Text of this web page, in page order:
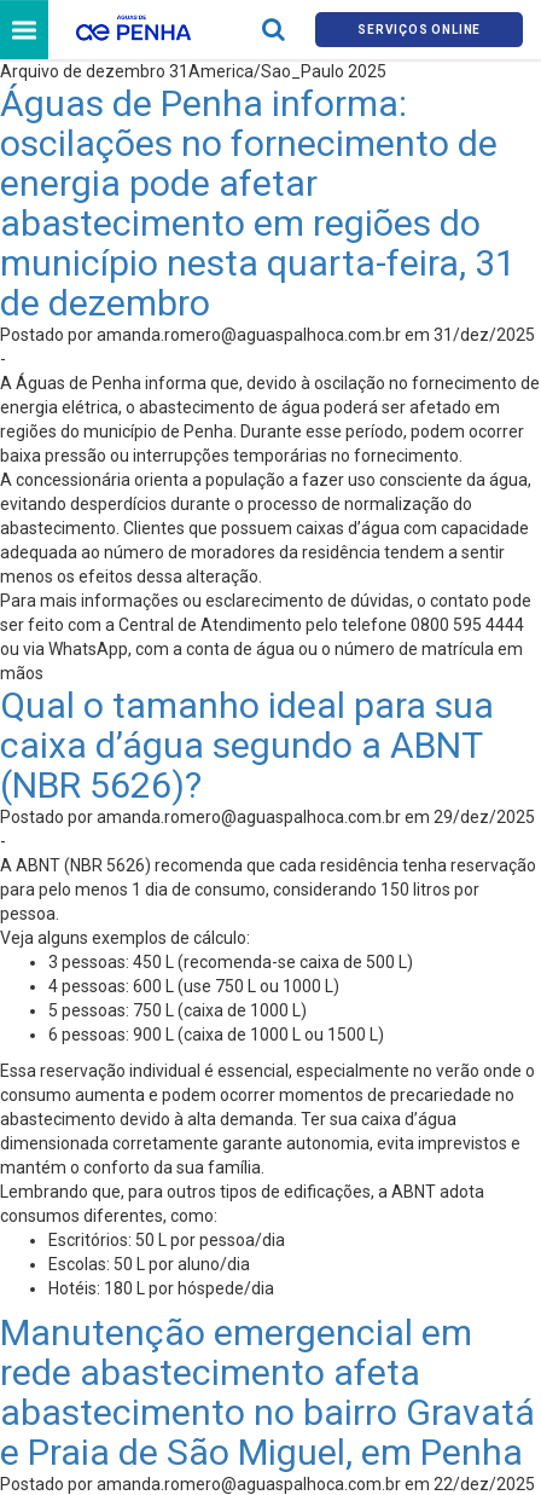
SERVIÇOS ONLINE
Arquivo de dezembro 31America/Sao_Paulo 2025
Águas de Penha informa:
oscilações no fornecimento de
energia pode afetar
abastecimento em regiões do
município nesta quarta-feira, 31
de dezembro
Postado poramanda.romero@aguaspalhoca.com.brem 31/dez/2025
-
A Águas de Penha informa que, devido à oscilação no fornecimento de
energia elétrica, o abastecimento de água poderá ser afetado em
regiões do município de Penha. Durante esse período, podem ocorrer
baixa pressão ou interrupções temporárias no fornecimento.
A concessionária orienta a população a fazer uso consciente da água,
evitando desperdícios durante o processo de normalização do
abastecimento. Clientes que possuem caixas d’água com capacidade
adequada ao número de moradores da residência tendem a sentir
menos os efeitos dessa alteração.
Para mais informações ou esclarecimento de dúvidas, o contato pode
ser feito com a Central de Atendimento pelo telefone 0800 595 4444
ou via WhatsApp, com a conta de água ou o número de matrícula em
mãos
Qual o tamanho ideal para sua
caixa d’água segundo a ABNT
(NBR 5626)?
Postado poramanda.romero@aguaspalhoca.com.brem 29/dez/2025
-
A ABNT (NBR 5626) recomenda que cada residência tenha reservação
para pelo menos 1 dia de consumo, considerando 150 litros por
pessoa.
Veja alguns exemplos de cálculo:
3 pessoas: 450 L (recomenda-se caixa de 500 L)
4 pessoas: 600 L (use 750 L ou 1000 L)
5 pessoas: 750 L (caixa de 1000 L)
6 pessoas: 900 L (caixa de 1000 L ou 1500 L)
Essa reservação individual é essencial, especialmente no verão onde o
consumo aumenta e podem ocorrer momentos de precariedade no
abastecimento devido à alta demanda. Ter sua caixa d’água
dimensionada corretamente garante autonomia, evita imprevistos e
mantém o conforto da sua família.
Lembrando que, para outros tipos de edificações, a ABNT adota
consumos diferentes, como:
Escritórios: 50 L por pessoa/dia
Escolas: 50 L por aluno/dia
Hotéis: 180 L por hóspede/dia
Manutenção emergencial em
rede abastecimento afeta
abastecimento no bairro Gravatá
e Praia de São Miguel, em Penha
Postado poramanda.romero@aguaspalhoca.com.brem 22/dez/2025